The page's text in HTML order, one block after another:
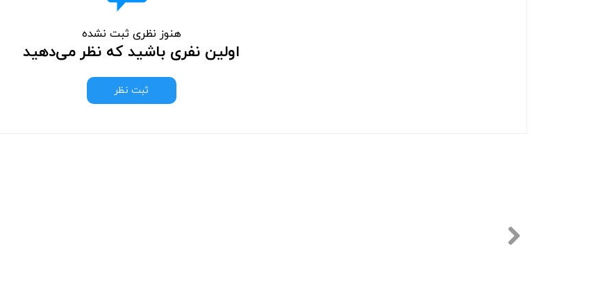
هنوز نظری ثبت نشده
اولین نفری باشید که نظر می‌دهید
ثبت نظر